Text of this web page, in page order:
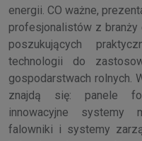
energii. CO ważne,
profesjonalistów z
poszukujących
technologii do
gospodarstwach rolnych.
znajdą się: panele
innowacyjne systemy
falowniki i systemy